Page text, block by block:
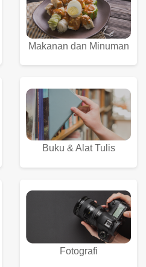
Makanan dan Minuman
Buku & Alat Tulis
Fotografi